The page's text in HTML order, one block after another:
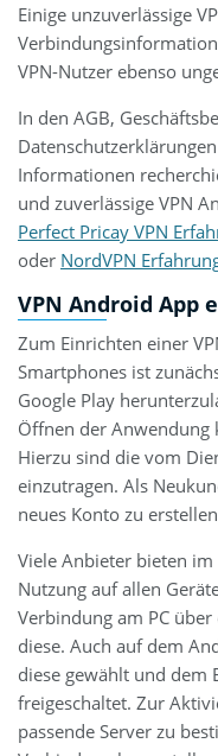
Einige unzuverlässige
VPN-Nutzer ebenso
In den AGB,
Informationen
und zuverlässige VPN
Perfect Pricay VPN
oder NordVPN
VPN Android App
Zum Einrichten einer
Smartphones ist
Google Play
Öffnen der Anwendung
Hierzu sind die vom
einzutragen. Als
neues Konto zu
Viele Anbieter bieten im
Nutzung auf allen
Verbindung am PC
diese. Auch auf dem
diese gewählt und dem
freigeschaltet. Zur
passende Server zu